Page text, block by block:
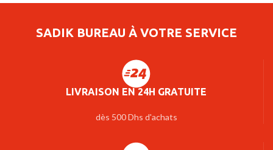
SADIK BUREAU À VOTRE SERVICE
LIVRAISON EN 24H GRATUITE
dès 500 Dhs d'achats